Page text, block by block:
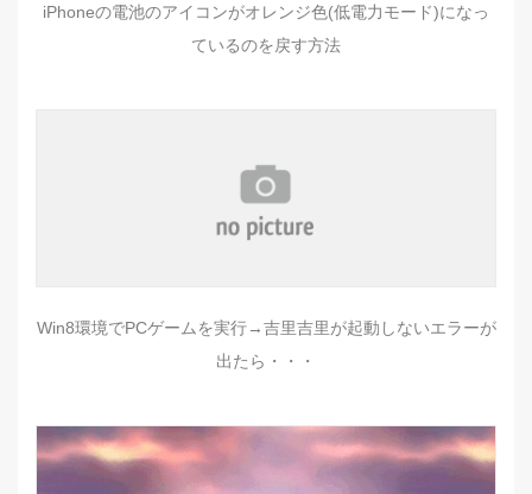
iPhoneの電池のアイコンがオレンジ色(低電力モード)になっ
ているのを戻す方法
Win8環境でPCゲームを実行→吉里吉里が起動しないエラーが
出たら・・・